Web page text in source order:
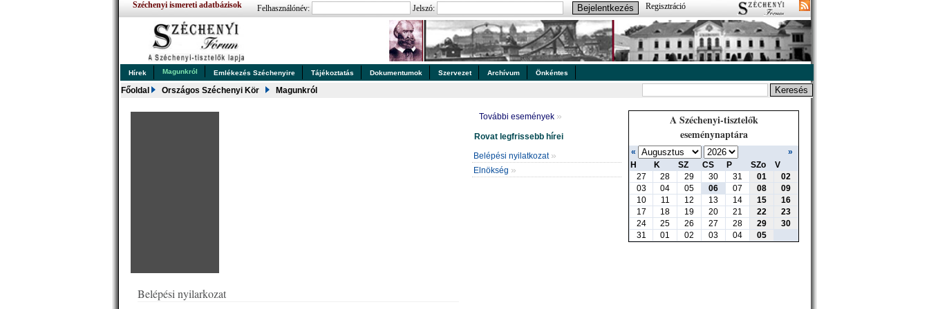
Széchenyi ismereti adatbázisok Felhasználónév: Jelszó: Regisztráció
Hírek Magunkról Emlékezés Széchenyire Tájékoztatás Dokumentumok Szervezet Archívum Önkéntes
Főoldal Országos Széchenyi Kör Magunkról
Belépési nyilarkozat
További események »
Rovat legfrissebb hírei
Belépési nyilatkozat »
Elnökség »
A Széchenyi-tisztelők
eseménynaptára
«
»
H
K SZ CS P SZo
V
27
28 29 30 31 01
02
03
04 05 06 07 08
09
10
11 12 13 14 15
16
17
18 19 20 21 22
23
24
25 26 27 28 29
30
31
01 02 03 04 05